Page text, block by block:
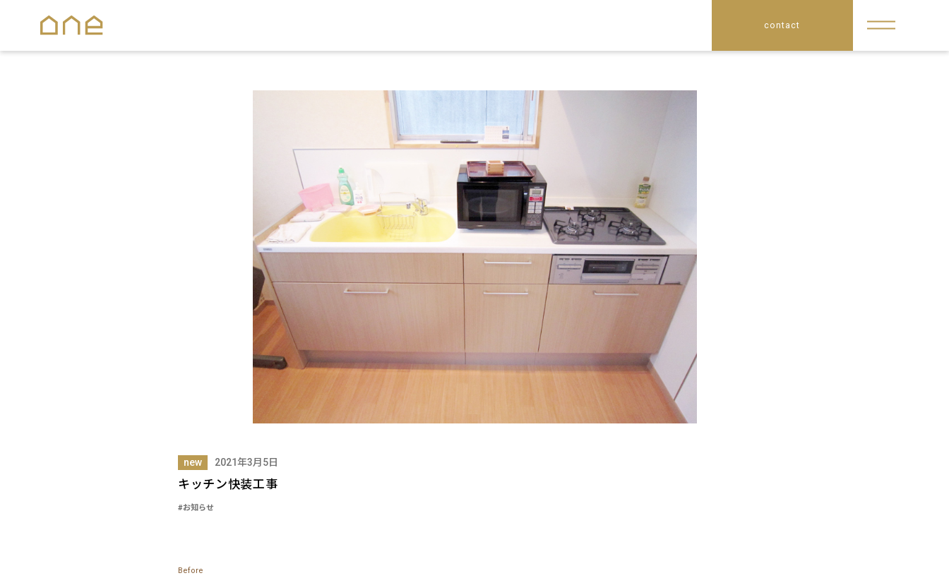
contact
new 2021年3月5日
キッチン快装工事
#お知らせ
Before